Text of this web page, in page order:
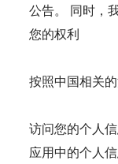
公告。 同时，
您的权利
按照中国相关
访问您的个人
应用中的个人